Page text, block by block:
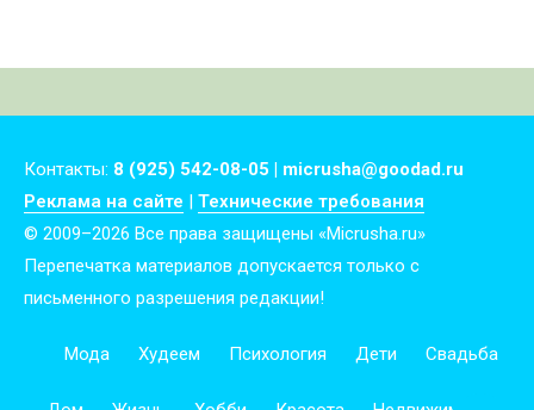
Контакты: 8 (925) 542-08-05 | micrusha@goodad.ru
Реклама на сайте | Технические требования
© 2009–2026 Все права защищены «Micrusha.ru»
Перепечатка материалов допускается только с
письменного разрешения редакции!
Мода Худеем Психология Дети Свадьба